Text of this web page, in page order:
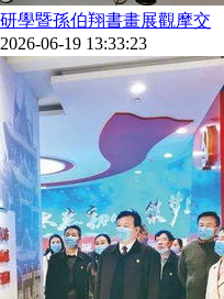
學暨孫伯翔書畫展觀摩交
06-19 13:33:23